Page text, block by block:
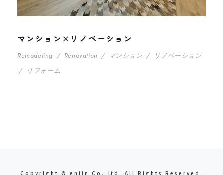
マンション×リノベーション
Remodeling / Renovation / マンション /
リノベーション
/
リフォーム
Copyright © enjin Co.,ltd. All Rights Reserved.